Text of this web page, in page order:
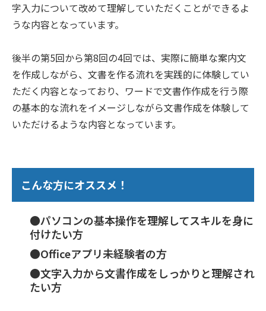
字入力について改めて理解していただくことができるよ
うな内容となっています。
後半の第5回から第8回の4回では、実際に簡単な案内文
を作成しながら、文書を作る流れを実践的に体験してい
ただく内容となっており、ワードで文書作作成を行う際
の基本的な流れをイメージしながら文書作成を体験して
いただけるような内容となっています。
こんな方にオススメ！
●パソコンの基本操作を理解してスキルを身に
付けたい方
●Officeアプリ未経験者の方
●文字入力から文書作成をしっかりと理解され
たい方